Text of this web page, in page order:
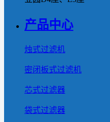
产品中心
烛式过滤机
密闭板式过滤机
芯式过滤器
袋式过滤器